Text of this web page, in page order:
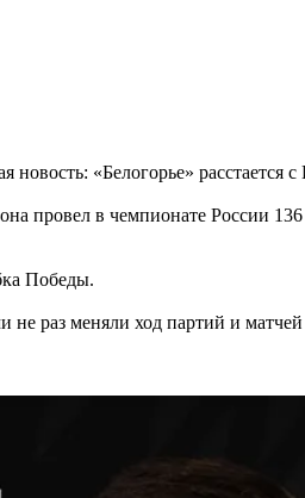
новость: «Белогорье»
провел в чемпионате России
Победы.
раз меняли ход партий и